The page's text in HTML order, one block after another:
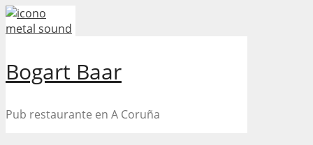
Skip
to
Bogart Baar
Pub restaurante en A Coruña